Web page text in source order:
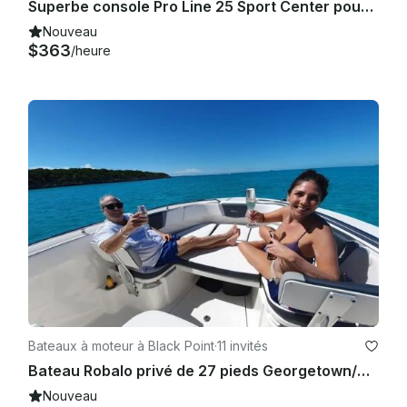
pas notre compagnie au moins 48 heures à l'avance de leur
demande d'annulation ou de modification pour une future
visite perdent leur droit à un remboursement ou à un crédit
pour les visites futures. Les modifications et les annulations
envoyant un e-mail. L'horodatage sur l'e-mail que vous nous
annulation ou un changement d'horaire effectué moins de 48
heures avant le départ. Dans ce cas, le prix total du billet
d'avion est annulé
. 4. Service client : Notre entreprise s'engage à offrir un
service de qualité. Dans le cas peu probable où vous auriez
des raisons d'être insatisfait pendant votre visite, veuillez
nous contacter pour discuter du problème avec un
représentant du service client
Superbe console Pro Line 25 Sport Center pour une excursion privée en bateau avec Exuma !
Nouveau
$363/heure
Bateaux à moteur à Black Point·11 invités
Bateau Robalo privé de 27 pieds Georgetown/Great Exuma
Nouveau